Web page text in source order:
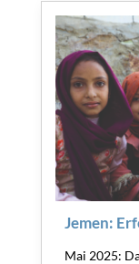
Jemen:
Mai 2025: